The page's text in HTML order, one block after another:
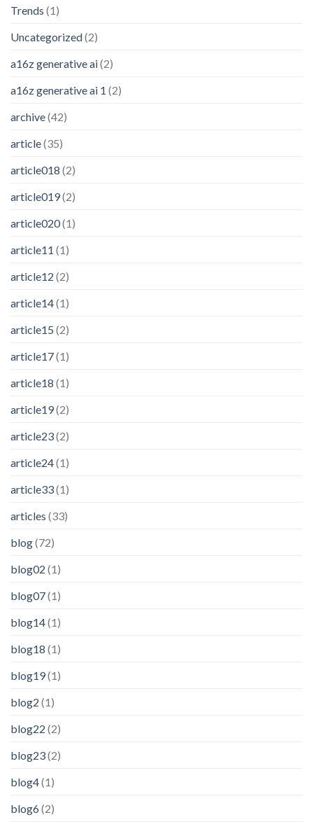
Trends (1)
Uncategorized(2)
a16z generative ai(2)
a16z generative ai 1 (2)
archive(42)
article(35)
article018 (2)
article019(2)
article020(1)
article11 (1)
article12 (2)
article14(1)
article15 (2)
article17(1)
article18 (1)
article19(2)
article23(2)
article24(1)
article33(1)
articles (33)
blog(72)
blog02 (1)
blog07(1)
blog14(1)
blog18 (1)
blog19(1)
blog2 (1)
blog22 (2)
blog23(2)
blog4(1)
blog6(2)